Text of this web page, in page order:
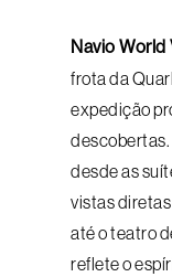
Navio World
frota da
expedição
descobertas.
desde as
vistas diretas
até o teatro
reflete o